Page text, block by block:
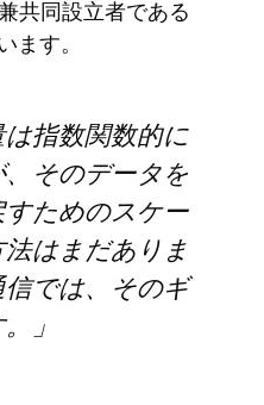
共同設立者である
ます。
は指数関数的に
そのデータを
ためのスケー
はまだありま
では、そのギ
」